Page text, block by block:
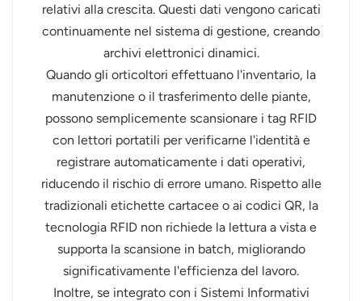
relativi alla crescita. Questi dati vengono caricati
continuamente nel sistema di gestione, creando
archivi elettronici dinamici.
Quando gli orticoltori effettuano l'inventario, la
manutenzione o il trasferimento delle piante,
possono semplicemente scansionare i tag RFID
con lettori portatili per verificarne l'identità e
registrare automaticamente i dati operativi,
riducendo il rischio di errore umano. Rispetto alle
tradizionali etichette cartacee o ai codici QR, la
tecnologia RFID non richiede la lettura a vista e
supporta la scansione in batch, migliorando
significativamente l'efficienza del lavoro.
Inoltre, se integrato con i Sistemi Informativi